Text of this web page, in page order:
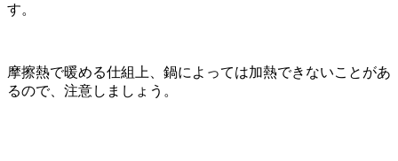
す。
摩擦熱で暖める仕組上、鍋によっては加熱できないことがあ
るので、注意しましょう。